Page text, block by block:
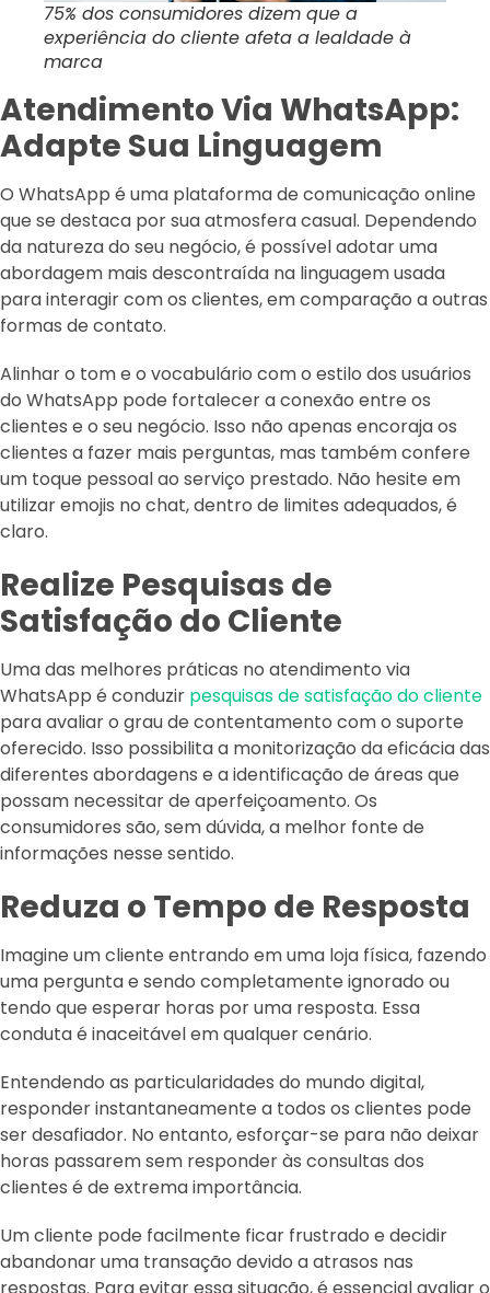
75% dos consumidores dizem que a
experiência do cliente afeta a lealdade à
marca
Atendimento Via WhatsApp:
Adapte Sua Linguagem
O WhatsApp é uma plataforma de comunicação online
que se destaca por sua atmosfera casual. Dependendo
da natureza do seu negócio, é possível adotar uma
abordagem mais descontraída na linguagem usada
para interagir com os clientes, em comparação a outras
formas de contato.
Alinhar o tom e o vocabulário com o estilo dos usuários
do WhatsApp pode fortalecer a conexão entre os
clientes e o seu negócio. Isso não apenas encoraja os
clientes a fazer mais perguntas, mas também confere
um toque pessoal ao serviço prestado. Não hesite em
utilizar emojis no chat, dentro de limites adequados, é
claro.
Realize Pesquisas de
Satisfação do Cliente
Uma das melhores práticas no atendimento via
WhatsApp é conduzir pesquisas de satisfação do cliente
para avaliar o grau de contentamento com o suporte
oferecido. Isso possibilita a monitorização da eficácia das
diferentes abordagens e a identificação de áreas que
possam necessitar de aperfeiçoamento. Os
consumidores são, sem dúvida, a melhor fonte de
informações nesse sentido.
Reduza o Tempo de Resposta
Imagine um cliente entrando em uma loja física, fazendo
uma pergunta e sendo completamente ignorado ou
tendo que esperar horas por uma resposta. Essa
conduta é inaceitável em qualquer cenário.
Entendendo as particularidades do mundo digital,
responder instantaneamente a todos os clientes pode
ser desafiador. No entanto, esforçar-se para não deixar
horas passarem sem responder às consultas dos
clientes é de extrema importância.
Um cliente pode facilmente ficar frustrado e decidir
abandonar uma transação devido a atrasos nas
respostas. Para evitar essa situação, é essencial avaliar o